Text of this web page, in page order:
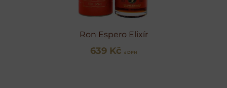
Ron Espero Elixír
639 Kč s DPH